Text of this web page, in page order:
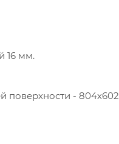
16 мм.
-